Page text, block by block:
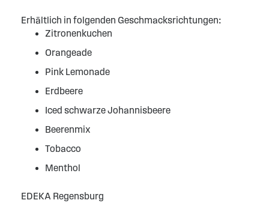
Erhältlich in folgenden Geschmacksrichtungen:
Zitronenkuchen
Orangeade
Pink Lemonade
Erdbeere
Iced schwarze Johannisbeere
Beerenmix
Tobacco
Menthol
EDEKA Regensburg